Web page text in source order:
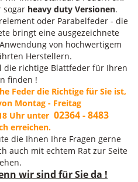
sogar heavy duty Versionen.
oder Parabelfeder - die
bringt eine ausgezeichnete
von hochwertigem
Herstellern.
die richtige Blattfeder für Ihren
finden !
Feder die Richtige für Sie ist,
Montag - Freitag
Uhr unter 02364 - 8483
erreichen.
die Ihnen Ihre Fragen gerne
auch mit echtem Rat zur Seite
wir sind für Sie da !